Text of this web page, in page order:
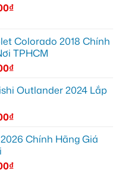
₫
Colorado 2018 Chính
TPHCM
₫
Outlander 2024 Lắp
₫
Chính Hãng Giá
₫